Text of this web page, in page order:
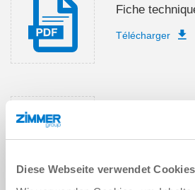
Diese Webseite verwendet Cookies
Fiche
Télécharger